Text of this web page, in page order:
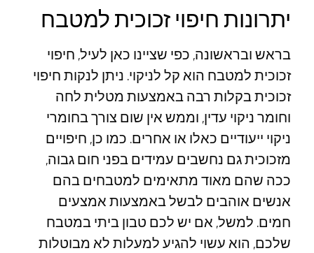
יתרונות חיפוי זכוכית למטבח
בראש ובראשונה, כפי שציינו כאן לעיל, חיפוי
זכוכית למטבח הוא קל לניקוי. ניתן לנקות חיפוי
זכוכית בקלות רבה באמצעות מטלית לחה
וחומר ניקוי עדין, וממש אין שום צורך בחומרי
ניקוי ייעודיים כאלו או אחרים. כמו כן, חיפויים
מזכוכית גם נחשבים עמידים בפני חום גבוה,
ככה שהם מאוד מתאימים למטבחים בהם
אנשים אוהבים לבשל באמצעות אמצעים
חמים. למשל, אם יש לכם טבון ביתי במטבח
שלכם, הוא עשוי להגיע למעלות לא מבוטלות